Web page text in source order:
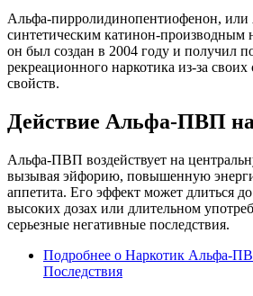
Альфа-пирролидинопентиофенон,
синтетическим катинон-производным
он был создан в 2004 году и получил
рекреационного наркотика из-за
свойств.
Действие Альфа-ПВП
Альфа-ПВП воздействует на
вызывая эйфорию, повышенную
аппетита. Его эффект может длиться
высоких дозах или длительном
серьезные негативные последствия.
Подробнее о Наркотик Альфа-
Последствия